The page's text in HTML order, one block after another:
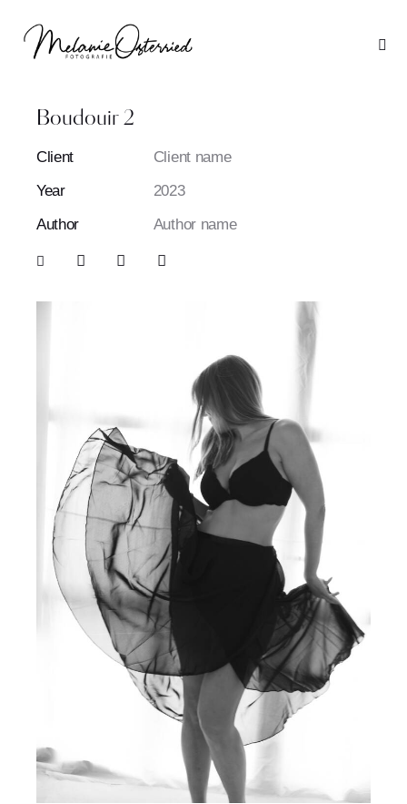
Boudouir 2
Client
Client name
Year
2023
Author
Author name